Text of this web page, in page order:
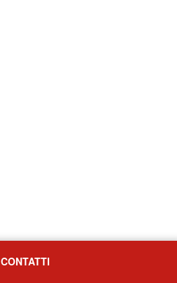
CONTATTI